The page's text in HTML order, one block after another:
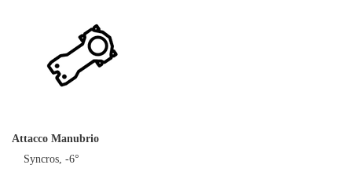
Attacco Manubrio
Syncros, -6°